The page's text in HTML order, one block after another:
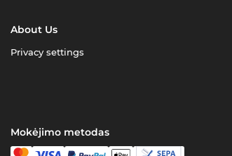
About Us
Privacy settings
Mokėjimo metodas